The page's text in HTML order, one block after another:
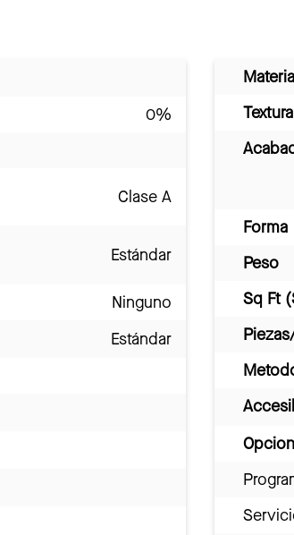
0%
Clase A
Estándar
Ninguno
Estándar
Textura
Forma
Peso
Sq Ft